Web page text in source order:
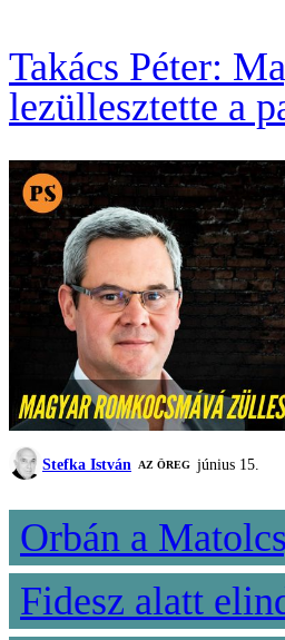
Takács Péter:
lezüllesztette a
Stefka István AZ ÖREG június 15.
Orbán a
Fidesz alatt